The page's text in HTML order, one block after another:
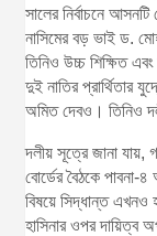
সালের নির্বাচনে
নাসিমের বড় ভাই ড.
তিনিও উচ্চ শিক্ষিত
দুই নাতির প্রার্থিতার
অমিত দেবও। তিনিও
দলীয় সূত্রে জানা যায়,
বোর্ডের বৈঠকে পাবনা-
বিষয়ে সিদ্ধান্ত এখনও
হাসিনার ওপর দায়িত্ব